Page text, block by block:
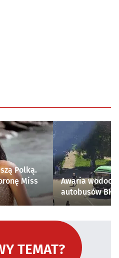
Polką.
Miss
Awaria
autobusów
TEMAT?